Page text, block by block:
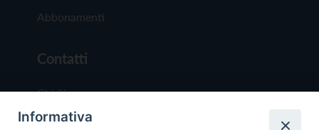
Abbonamenti
Contatti
Chi Siamo
Redazione
Informativa